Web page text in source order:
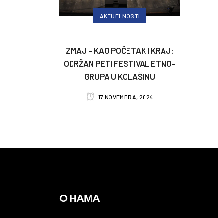
AKTUELNOSTI
ZMAJ – KAO POČETAK I KRAJ:
ODRŽAN PETI FESTIVAL ETNO-
GRUPA U KOLAŠINU
17 NOVEMBRA, 2024
О НАМА